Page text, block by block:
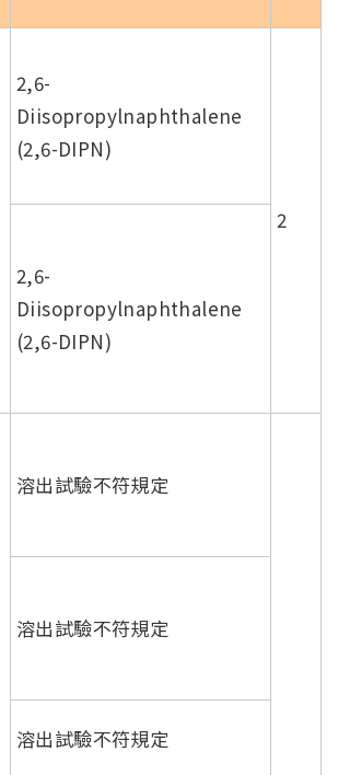
2,6-
Diisopropylnaphthalene
(2,6-DIPN)
2
2,6-
Diisopropylnaphthalene
(2,6-DIPN)
溶出試驗不符規定
溶出試驗不符規定
溶出試驗不符規定